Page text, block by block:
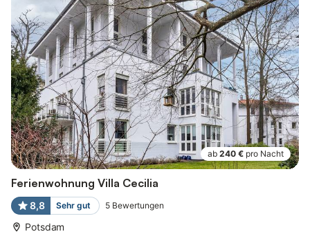
ab 240 € pro Nacht
Ferienwohnung Villa Cecilia
8,8 Sehr gut 5 Bewertungen
Potsdam